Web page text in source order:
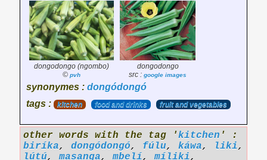
dongodongo (ngombo)
© pvh
dongodongo
src : google images
synonymes : dongódongó
tags :
kitchen food and drinks fruit and vegetables
other words with the tag 'kitchen ' :
biríka, dongódongó, fúlu, káwa, liki,
lútú,masanga,mbelí,míliki,